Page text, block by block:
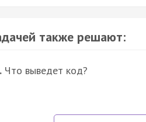
также решают:
Что выведет код?